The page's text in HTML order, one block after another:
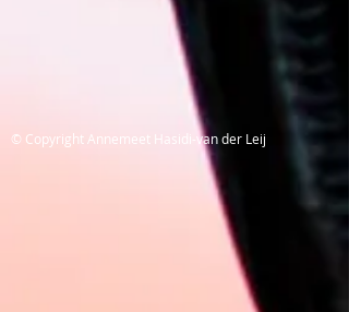
© Copyright Annemeet Hasidi-van der Leij